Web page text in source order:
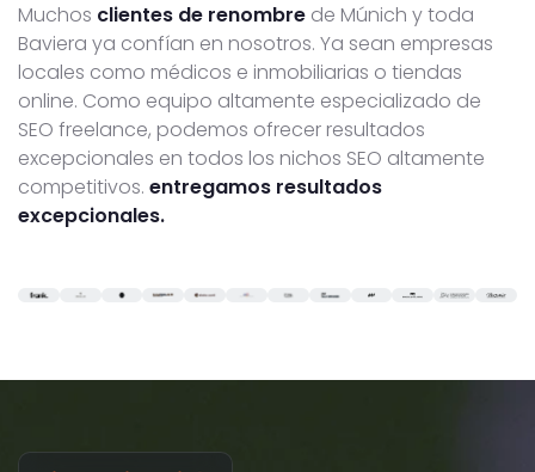
Muchos clientes de renombre de Múnich y toda
Baviera ya confían en nosotros. Ya sean empresas
locales como médicos e inmobiliarias o tiendas
online. Como equipo altamente especializado de
SEO freelance, podemos ofrecer resultados
excepcionales en todos los nichos SEO altamente
competitivos. entregamos resultados
excepcionales.